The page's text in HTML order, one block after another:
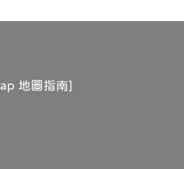
地圖指南]